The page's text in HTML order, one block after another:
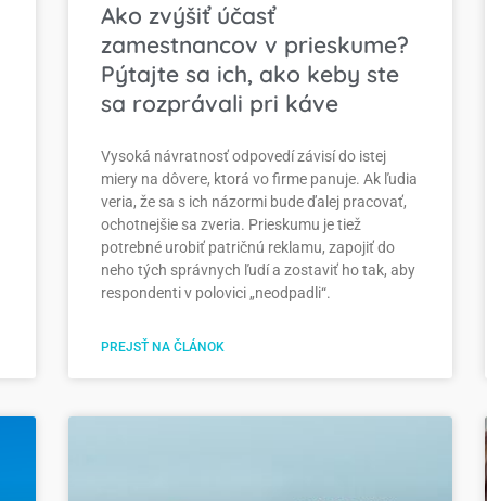
Ako zvýšiť účasť
zamestnancov v prieskume?
Pýtajte sa ich, ako keby ste
sa rozprávali pri káve
Vysoká návratnosť odpovedí závisí do istej
miery na dôvere, ktorá vo firme panuje. Ak ľudia
veria, že sa s ich názormi bude ďalej pracovať,
ochotnejšie sa zveria. Prieskumu je tiež
potrebné urobiť patričnú reklamu, zapojiť do
neho tých správnych ľudí a zostaviť ho tak, aby
respondenti v polovici „neodpadli“.
PREJSŤ NA ČLÁNOK